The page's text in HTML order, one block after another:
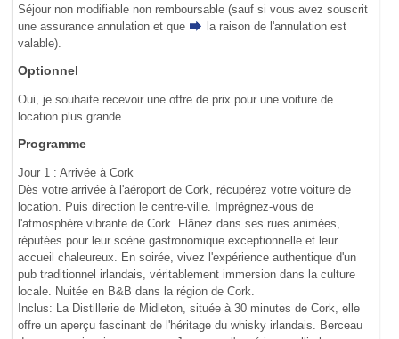
Séjour non modifiable non remboursable (sauf si vous avez souscrit
une assurance annulation et que
la raison de l'annulation est
valable).
Optionnel
Oui, je souhaite recevoir une offre de prix pour une voiture de
location plus grande
Programme
Jour 1 : Arrivée à Cork
Dès votre arrivée à l'aéroport de Cork, récupérez votre voiture de
location. Puis direction le centre-ville. Imprégnez-vous de
l'atmosphère vibrante de Cork. Flânez dans ses rues animées,
réputées pour leur scène gastronomique exceptionnelle et leur
accueil chaleureux. En soirée, vivez l'expérience authentique d'un
pub traditionnel irlandais, véritablement immersion dans la culture
locale. Nuitée en B&B dans la région de Cork.
Inclus: La Distillerie de Midleton, située à 30 minutes de Cork, elle
offre un aperçu fascinant de l'héritage du whisky irlandais. Berceau